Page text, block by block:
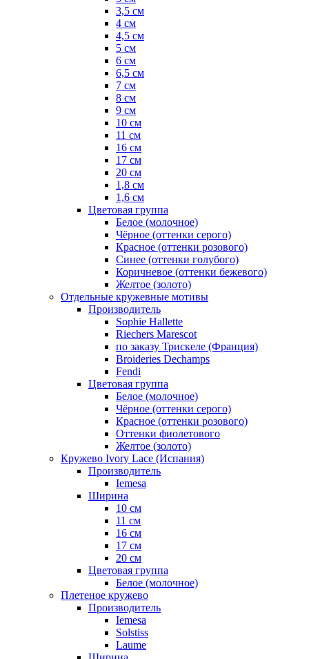
3,5 см
4 см
4,5 см
5 см
6 см
6,5 см
7 см
8 см
9 см
10 см
11 см
16 см
17 см
20 см
1,8 см
1,6 см
Цветовая группа
Белое (молочное)
Чёрное (оттенки серого)
Красное (оттенки розового)
Синее (оттенки голубого)
Коричневое (оттенки бежевого)
Желтое (золото)
Отдельные кружевные мотивы
Производитель
Sophie Hallette
Riechers Marescot
по заказу Трискеле (Франция)
Broideries Dechamps
Fendi
Цветовая группа
Белое (молочное)
Чёрное (оттенки серого)
Красное (оттенки розового)
Оттенки фиолетового
Желтое (золото)
Кружево Ivory Lace (Испания)
Производитель
Iemesa
Ширина
10 см
11 см
16 см
17 см
20 см
Цветовая группа
Белое (молочное)
Плетеное кружево
Производитель
Iemesa
Solstiss
Laume